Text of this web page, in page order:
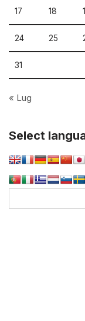
17 18
24 25
31
« Lug
Select